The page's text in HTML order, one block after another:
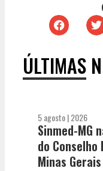
ÚLTIMAS
5 agosto | 2026
Sinmed-MG
do Conselho
Minas Gerais